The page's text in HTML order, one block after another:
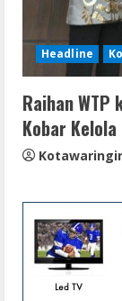
Headline
Raihan
Kobar